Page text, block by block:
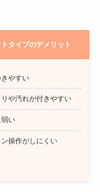
トタイプのデメリット
やすい
や汚れが付きやすい
い
操作がしにくい